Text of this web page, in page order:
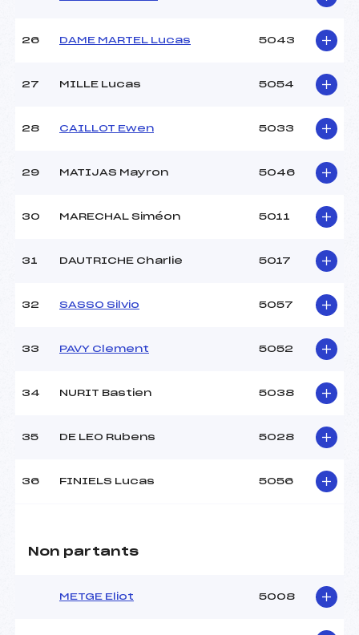
26 DAME MARTEL Lucas 5043
27 MILLE Lucas 5054
28 CAILLOT Ewen 5033
29 MATIJAS Mayron 5046
30 MARECHAL Siméon 5011
31 DAUTRICHE Charlie 5017
32 SASSO Silvio 5057
33 PAVY Clement 5052
34 NURIT Bastien 5038
35 DE LEO Rubens 5028
36 FINIELS Lucas 5056
Non partants
METGE Eliot 5008